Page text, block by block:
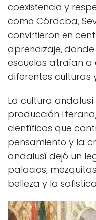
coexistencia y
como Córdoba,
convirtieron en
aprendizaje,
escuelas atraían a
diferentes culturas
La cultura
producción
científicos que
pensamiento y la
andalusí dejó un
palacios,
belleza y la